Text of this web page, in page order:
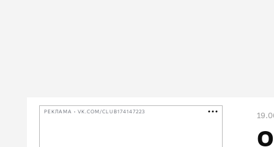
РЕКЛАМА • VK.COM/CLUB174147223